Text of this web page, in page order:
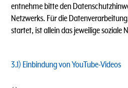
entnehme bitte den
Netzwerks. Für die
startet, ist allein das jeweilige soziale
3.1) Einbindung von YouTube-Videos